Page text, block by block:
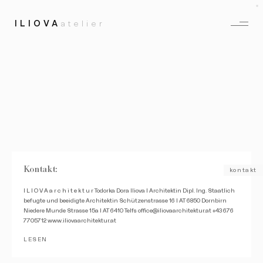
ILIOVA atelier
Kontakt: kontakt
I L I O V A a r c h i t e k t u r Todorka Dora Iliova I Architektin Dipl. Ing. Staatlich
befugte und beeidigte Architektin Schützenstrasse 16 I AT 6850 Dornbirn
Niedere Munde Strasse 15a I AT 6410 Telfs office@iliovaarchitektur.at +43 676
7705712 www.iliovaarchitektur.at
LESEN